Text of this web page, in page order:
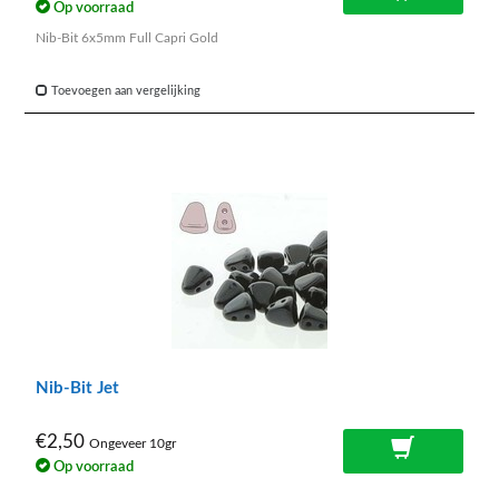
Op voorraad
Nib-Bit 6x5mm Full Capri Gold
Toevoegen aan vergelijking
Nib-Bit Jet
€2,50 Ongeveer 10gr
Op voorraad